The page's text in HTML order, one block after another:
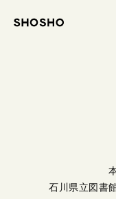
石川県立図書